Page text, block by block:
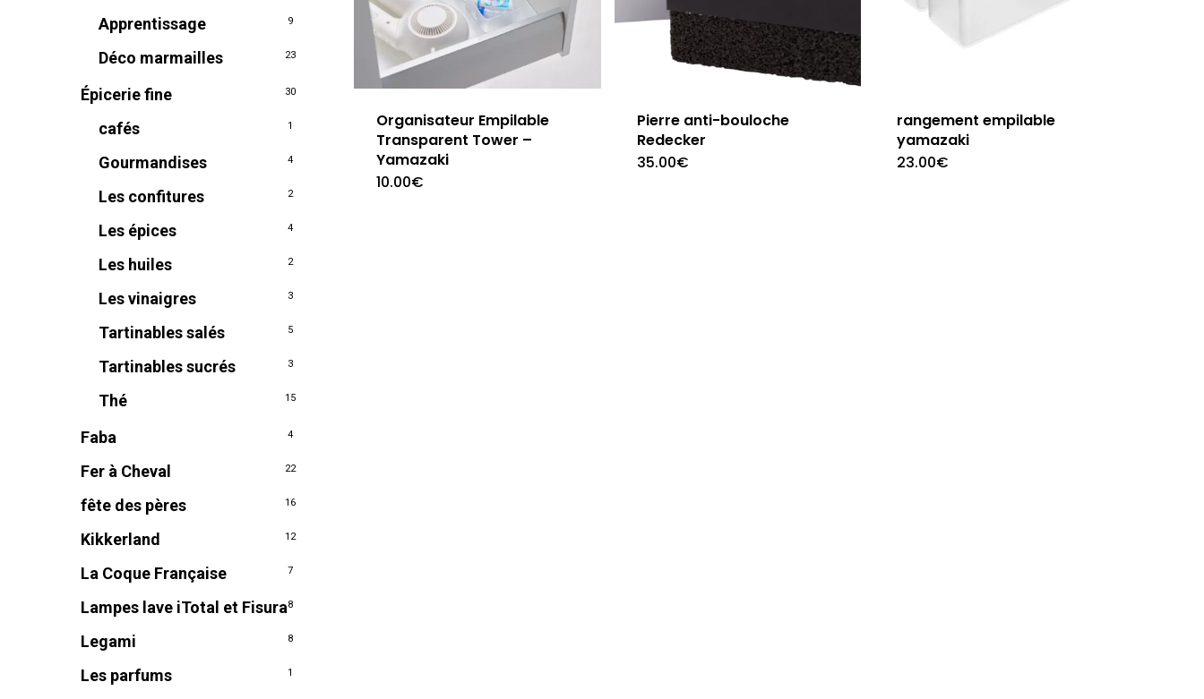
Apprentissage 9
Déco marmailles 23
Épicerie fine 30
cafés 1
Gourmandises 4
Les confitures 2
Les épices 4
Les huiles 2
Les vinaigres 3
Tartinables salés 5
Tartinables sucrés 3
Thé 15
Faba 4
Fer à Cheval 22
fête des pères 16
Kikkerland 12
La Coque Française 7
Lampes lave iTotal et Fisura8
Legami 8
Les parfums 1
Organisateur Empilable
Transparent Tower –
Yamazaki
10.00€
Pierre anti-bouloche
Redecker
35.00€
rangement empilable
yamazaki
23.00€